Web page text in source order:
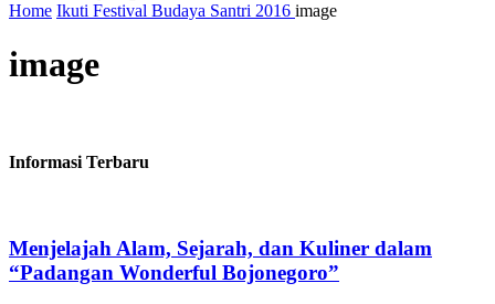
Home Ikuti Festival Budaya Santri 2016 image
image
Informasi Terbaru
Menjelajah Alam, Sejarah, dan Kuliner dalam
“Padangan Wonderful Bojonegoro”